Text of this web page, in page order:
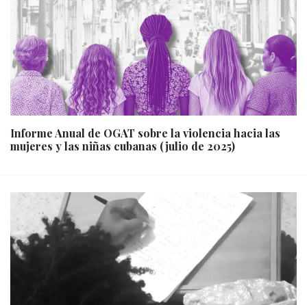
Informe Anual de OGAT sobre la violencia hacia las
mujeres y las niñas cubanas (julio de 2025)